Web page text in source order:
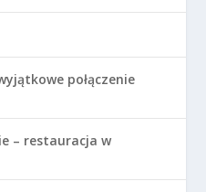
połączenie
– restauracja w